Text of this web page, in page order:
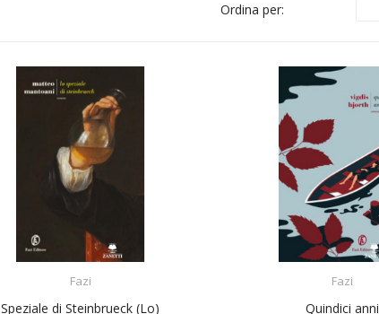
Ordina per:
Fazi
Speziale di Steinbrueck (Lo)
Fazi
Quindici anni